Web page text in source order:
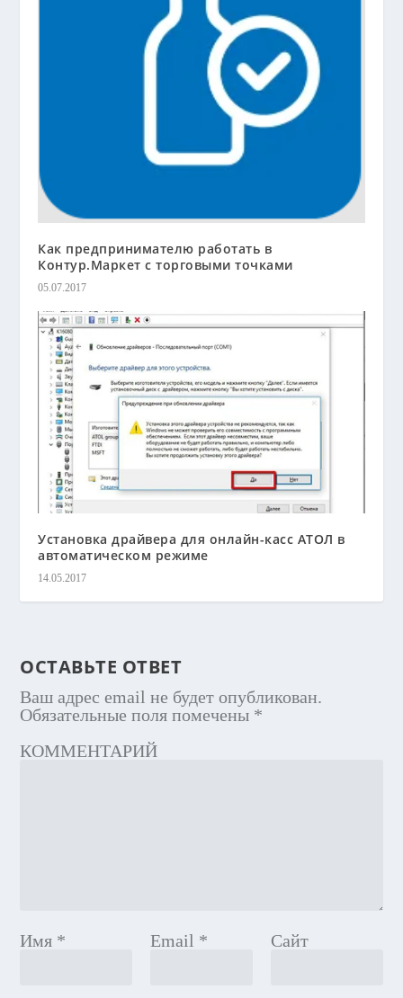
Как предпринимателю работать в
Контур.Маркет с торговыми точками
05.07.2017
Установка драйвера для онлайн-касс АТОЛ в
автоматическом режиме
14.05.2017
ОСТАВЬТЕ ОТВЕТ
Ваш адрес email не будет опубликован.
Обязательные поля помечены *
КОММЕНТАРИЙ
Имя * Email * Сайт